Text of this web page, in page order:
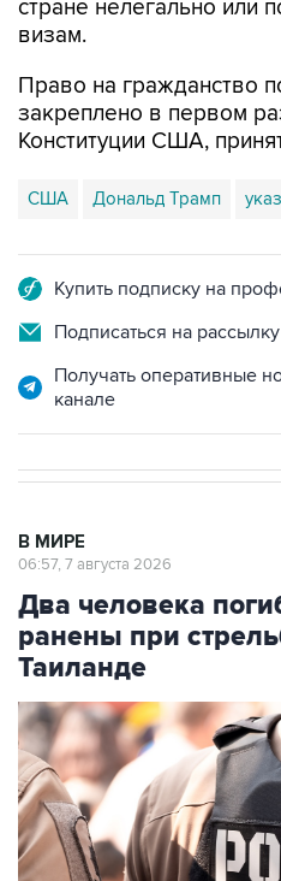
Право на гражданство
Конституции США,
США Дональд Трамп указ
Подписаться на рассылку
Получать оперативные
Два человека
ранены при
Таиланде